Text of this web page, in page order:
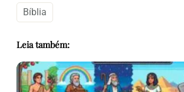
Bíblia
Leia também: